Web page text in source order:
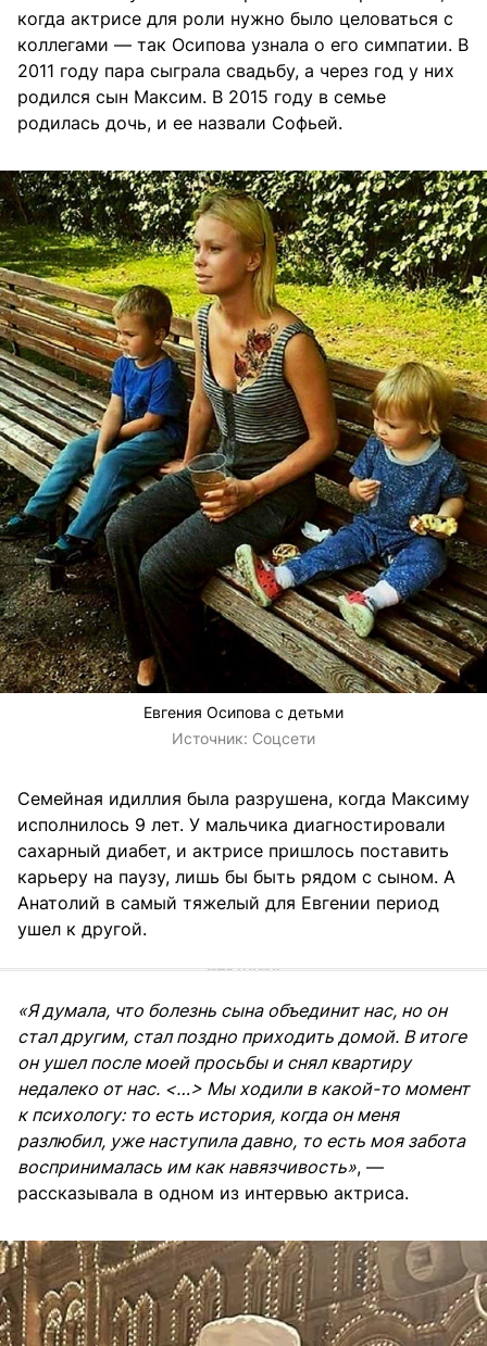
когда актрисе для роли нужно было целоваться с
коллегами — так Осипова узнала о его симпатии. В
2011 году пара сыграла свадьбу, а через год у них
родился сын Максим. В 2015 году в семье
родилась дочь, и ее назвали Софьей.
Евгения Осипова с детьми
Источник: Соцсети
Семейная идиллия была разрушена, когда Максиму
исполнилось 9 лет. У мальчика диагностировали
сахарный диабет, и актрисе пришлось поставить
карьеру на паузу, лишь бы быть рядом с сыном. А
Анатолий в самый тяжелый для Евгении период
ушел к другой.
«Я думала, что болезнь сына объединит нас, но он
стал другим, стал поздно приходить домой. В итоге
он ушел после моей просьбы и снял квартиру
недалеко от нас. <…> Мы ходили в какой-то момент
к психологу: то есть история, когда он меня
разлюбил, уже наступила давно, то есть моя забота
воспринималась им как навязчивость», —
рассказывала в одном из интервью актриса.